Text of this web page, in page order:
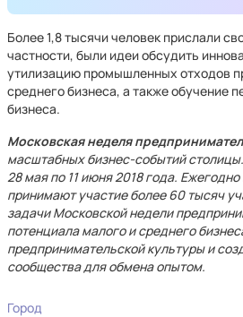
Более 1,8 тысячи человек прислали
частности, были идеи обсудить
утилизацию промышленных отходов
среднего бизнеса, а также обучение
бизнеса.
Московская неделя
масштабных бизнес-событий
28 мая по 11 июня 2018 года.
принимают участие более 60 тысяч
задачи Московской недели
потенциала малого и среднего
предпринимательской культуры и
сообщества для обмена опытом.
Город